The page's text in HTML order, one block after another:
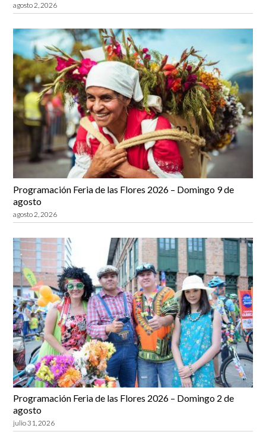
agosto 2, 2026
Programación Feria de las Flores 2026 – Domingo 9 de
agosto
agosto 2, 2026
Programación Feria de las Flores 2026 – Domingo 2 de
agosto
julio 31, 2026